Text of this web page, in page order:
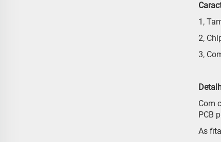
1,
2,
3,
Com
PCB
As